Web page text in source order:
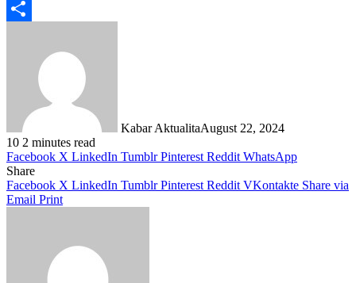
Telegram
Kabar AktualitaAugust 22, 2024
10 2 minutes read
Facebook X LinkedIn Tumblr Pinterest Reddit WhatsApp
Share
Facebook X LinkedIn Tumblr Pinterest Reddit VKontakte Share via
Email Print